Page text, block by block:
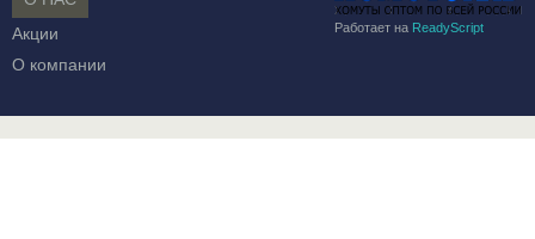
Работает на ReadyScript
Акции
О компании